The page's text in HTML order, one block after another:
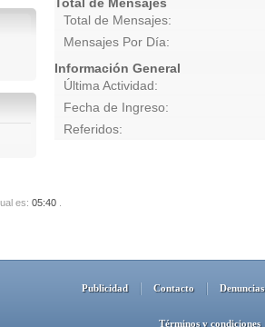
Total de Mensajes
Mensajes Por Día
Información General
Última Actividad
Fecha de Ingreso
Referidos
es: 05:40
Publicidad Contacto Denuncias
Términos y condiciones